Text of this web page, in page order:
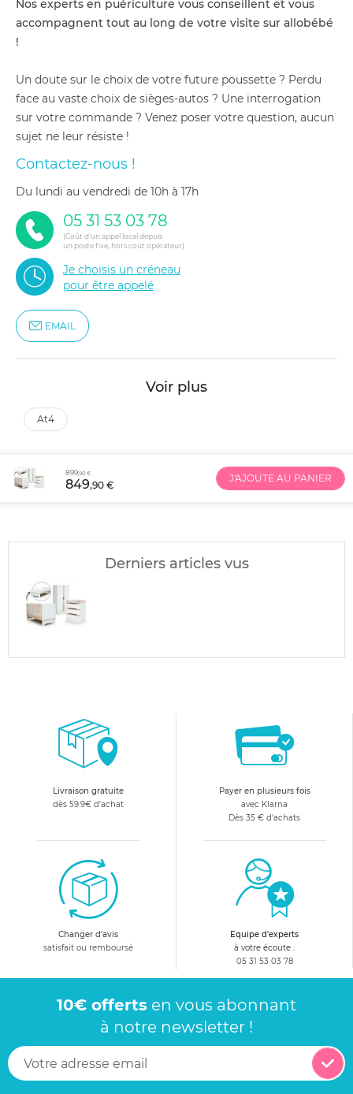
Dimensions : 96 x 51 x 176 cm
Livré en kit, à monter soi-même
Ce meuble doit être fixé au mur pour éviter les risques
de basculement
Garantie 2 ans
Nos experts en puériculture vous conseillent et vous
accompagnent tout au long de votre visite sur allobébé
!
Un doute sur le choix de votre future poussette ? Perdu
face au vaste choix de sièges-autos ? Une interrogation
sur votre commande ? Venez poser votre question, aucun
sujet ne leur résiste !
Contactez-nous !
du lundi au vendredi de 10h à 17h
05 31 53 03 78
(Coût d'un appel local depuis
un poste fixe, hors coût opérateur)
Je choisis un créneau
pour être appelé
EMAIL
Voir plus
at4
899,90 €
849,90 €
J'AJOUTE AU PANIER
Derniers articles vus
Livraison gratuite
dès 59.9€ d'achat
Payer en plusieurs fois
avec Klarna
Dès 35 € d'achats
Changer d'avis
satisfait ou remboursé
Equipe d'experts
à votre écoute :
05 31 53 03 78
10€ offerts en vous abonnant
à notre newsletter !